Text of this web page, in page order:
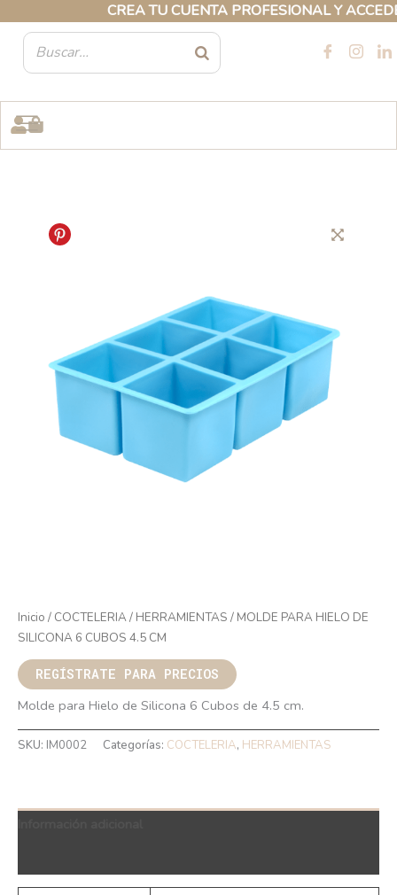
CREA TU CUENTA PROFESIONAL Y ACCEDE
contenido
Inicio / COCTELERIA/ HERRAMIENTAS / MOLDE PARA HIELO DE
SILICONA 6 CUBOS 4.5 CM
REGÍSTRATE PARA PRECIOS
Molde para Hielo de Silicona 6 Cubos de 4.5 cm.
SKU: IM0002 Categorías: COCTELERIA, HERRAMIENTAS